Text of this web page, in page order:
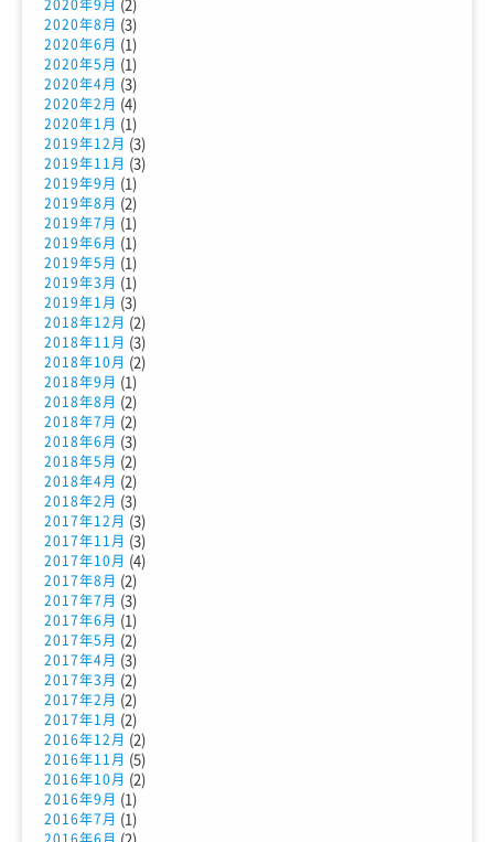
2020年9月
2020年8月 (3)
2020年6月 (1)
2020年5月 (1)
2020年4月 (3)
2020年2月 (4)
2020年1月 (1)
2019年12月 (3)
2019年11月 (3)
2019年9月 (1)
2019年8月 (2)
2019年7月 (1)
2019年6月 (1)
2019年5月 (1)
2019年3月 (1)
2019年1月 (3)
2018年12月 (2)
2018年11月 (3)
2018年10月 (2)
2018年9月 (1)
2018年8月 (2)
2018年7月 (2)
2018年6月 (3)
2018年5月 (2)
2018年4月 (2)
2018年2月 (3)
2017年12月 (3)
2017年11月 (3)
2017年10月 (4)
2017年8月 (2)
2017年7月 (3)
2017年6月 (1)
2017年5月 (2)
2017年4月 (3)
2017年3月 (2)
2017年2月 (2)
2017年1月 (2)
2016年12月 (2)
2016年11月 (5)
2016年10月 (2)
2016年9月 (1)
2016年7月 (1)